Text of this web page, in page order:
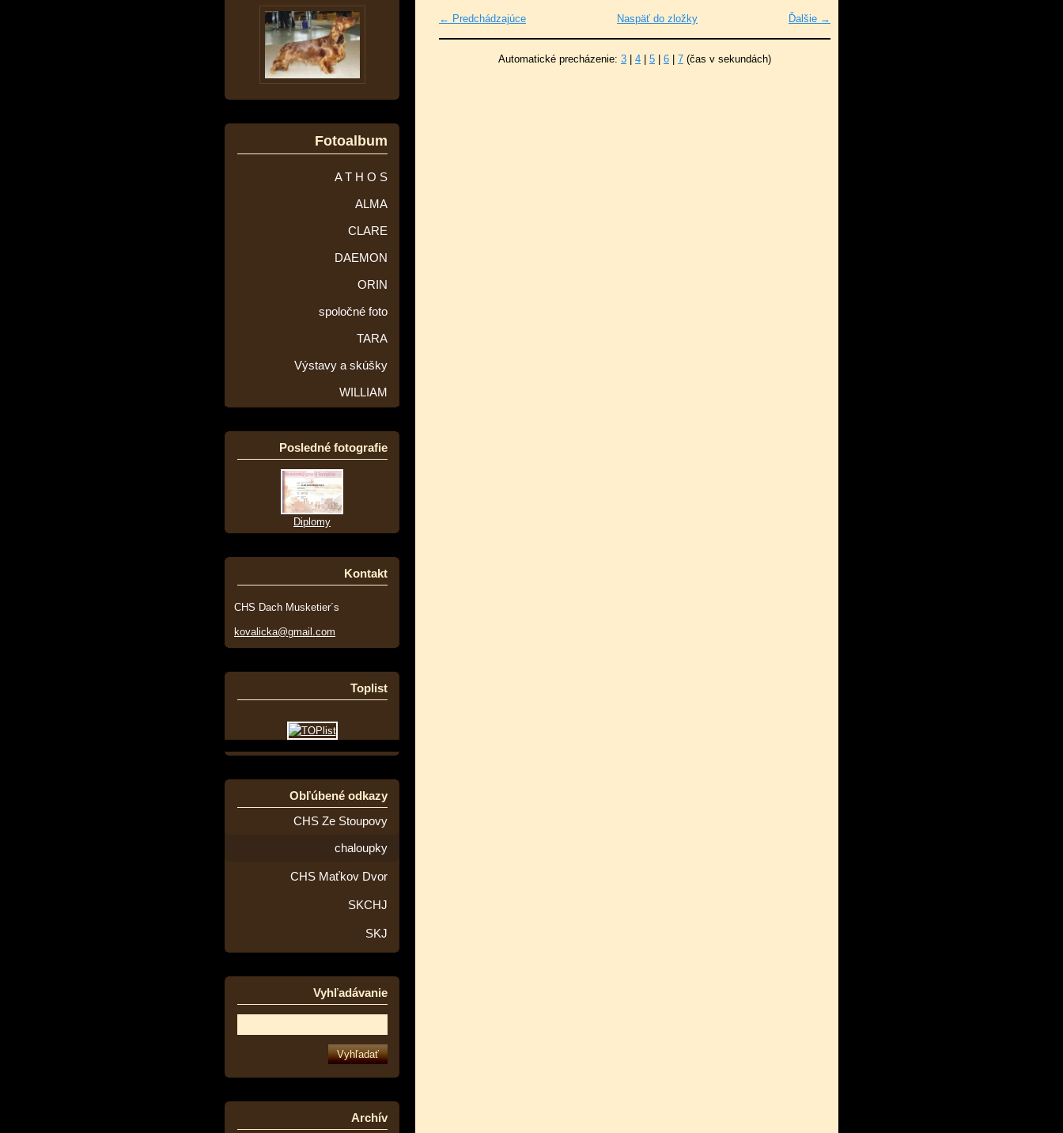
← Predchádzajúce Ďalšie →
Naspäť do zložky
Automatické precházenie: 3 4 5 6 7 (čas v sekundách)
Fotoalbum
A T H O S
ALMA
CLARE
DAEMON
ORIN
spoločné foto
TARA
Výstavy a skúšky
WILLIAM
Posledné fotografie
Diplomy
Kontakt
CHS Dach Musketier´s
kovalicka@gmail.com
Toplist
Obľúbené odkazy
CHS Ze Stoupovy
chaloupky
CHS Maťkov Dvor
SKCHJ
SKJ
Vyhľadávanie
Archív